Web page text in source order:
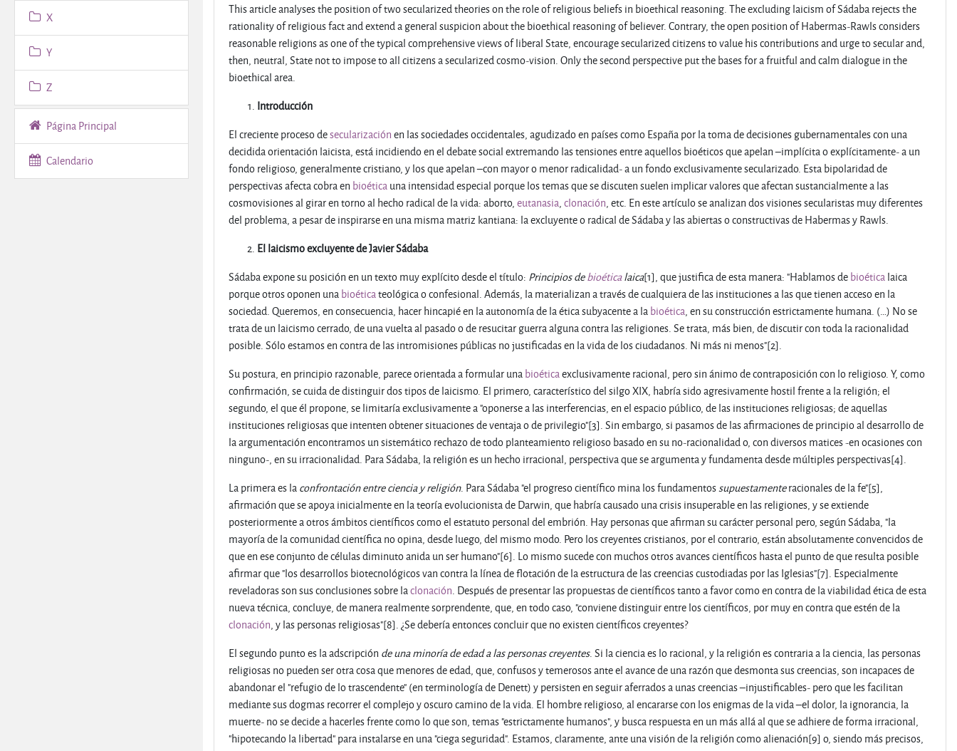
This article analyses the position of two secularized theories on the role of religious beliefs in bioethical reasoning. The excluding laicism of Sádaba rejects the
rationality of religious fact and extend a general suspicion about the bioethical reasoning of believer. Contrary, the open position of Habermas-Rawls considers
reasonable religions as one of the typical comprehensive views of liberal State, encourage secularized citizens to value his contributions and urge to secular and,
then, neutral, State not to impose to all citizens a secularized cosmo-vision. Only the second perspective put the bases for a fruitful and calm dialogue in the
bioethical area.
Introducción
El creciente proceso desecularizaciónen las sociedades occidentales, agudizado en países como España por la toma de decisiones gubernamentales con una
decidida orientación laicista, está incidiendo en el debate social extremando las tensiones entre aquellos bioéticos que apelan –implícita o explícitamente- a un
fondo religioso, generalmente cristiano, y los que apelan –con mayor o menor radicalidad- a un fondo exclusivamente secularizado. Esta bipolaridad de
perspectivas afecta cobra en bioéticauna intensidad especial porque los temas que se discuten suelen implicar valores que afectan sustancialmente a las
cosmovisiones al girar en torno al hecho radical de la vida: aborto,eutanasia,clonación, etc. En este artículo se analizan dos visiones secularistas muy diferentes
del problema, a pesar de inspirarse en una misma matriz kantiana: la excluyente o radical de Sádaba y las abiertas o constructivas de Habermas y Rawls.
El laicismo excluyente de Javier Sádaba
Sádaba expone su posición en un texto muy explícito desde el título: Principios debioéticalaica[1], que justifica de esta manera: "Hablamos debioéticalaica
porque otros oponen unabioéticateológica o confesional. Además, la materializan a través de cualquiera de las instituciones a las que tienen acceso en la
sociedad. Queremos, en consecuencia, hacer hincapié en la autonomía de la ética subyacente a labioética, en su construcción estrictamente humana. (…) No se
trata de un laicismo cerrado, de una vuelta al pasado o de resucitar guerra alguna contra las religiones. Se trata, más bien, de discutir con toda la racionalidad
posible. Sólo estamos en contra de las intromisiones públicas no justificadas en la vida de los ciudadanos. Ni más ni menos"[2].
Su postura, en principio razonable, parece orientada a formular unabioéticaexclusivamente racional, pero sin ánimo de contraposición con lo religioso. Y, como
confirmación, se cuida de distinguir dos tipos de laicismo. El primero, característico del silgo XIX, habría sido agresivamente hostil frente a la religión; el
segundo, el que él propone, se limitaría exclusivamente a "oponerse a las interferencias, en el espacio público, de las instituciones religiosas; de aquellas
instituciones religiosas que intenten obtener situaciones de ventaja o de privilegio"[3]. Sin embargo, si pasamos de las afirmaciones de principio al desarrollo de
la argumentación encontramos un sistemático rechazo de todo planteamiento religioso basado en su no-racionalidad o, con diversos matices -en ocasiones con
ninguno-, en su irracionalidad. Para Sádaba, la religión es un hecho irracional, perspectiva que se argumenta y fundamenta desde múltiples perspectivas[4].
La primera es laconfrontación entre ciencia y religión. Para Sádaba "el progreso científico mina los fundamentossupuestamenteracionales de la fe"[5],
afirmación que se apoya inicialmente en la teoría evolucionista de Darwin, que habría causado una crisis insuperable en las religiones, y se extiende
posteriormente a otros ámbitos científicos como el estatuto personal del embrión. Hay personas que afirman su carácter personal pero, según Sádaba, "la
mayoría de la comunidad científica no opina, desde luego, del mismo modo. Pero los creyentes cristianos, por el contrario, están absolutamente convencidos de
que en ese conjunto de células diminuto anida un ser humano"[6]. Lo mismo sucede con muchos otros avances científicos hasta el punto de que resulta posible
afirmar que "los desarrollos biotecnológicos van contra la línea de flotación de la estructura de las creencias custodiadas por las Iglesias"[7]. Especialmente
reveladoras son sus conclusiones sobre laclonación. Después de presentar las propuestas de científicos tanto a favor como en contra de la viabilidad ética de esta
nueva técnica, concluye, de manera realmente sorprendente, que, en todo caso, "conviene distinguir entre los científicos, por muy en contra que estén de la
clonación, y las personas religiosas"[8]. ¿Se debería entonces concluir que no existen científicos creyentes?
El segundo punto es la adscripción de una minoría de edad a las personas creyentes. Si la ciencia es lo racional, y la religión es contraria a la ciencia, las personas
religiosas no pueden ser otra cosa que menores de edad, que, confusos y temerosos ante el avance de una razón que desmonta sus creencias, son incapaces de
abandonar el "refugio de lo trascendente" (en terminología de Denett) y persisten en seguir aferrados a unas creencias –injustificables- pero que les facilitan
mediante sus dogmas recorrer el complejo y oscuro camino de la vida. El hombre religioso, al encararse con los enigmas de la vida –el dolor, la ignorancia, la
muerte- no se decide a hacerles frente como lo que son, temas "estrictamente humanos", y busca respuesta en un más allá al que se adhiere de forma irracional,
"hipotecando la libertad" para instalarse en una "ciega seguridad". Estamos, claramente, ante una visión de la religión como alienación[9] o, siendo más precisos,
X
Y
Z
Página Principal
Calendario